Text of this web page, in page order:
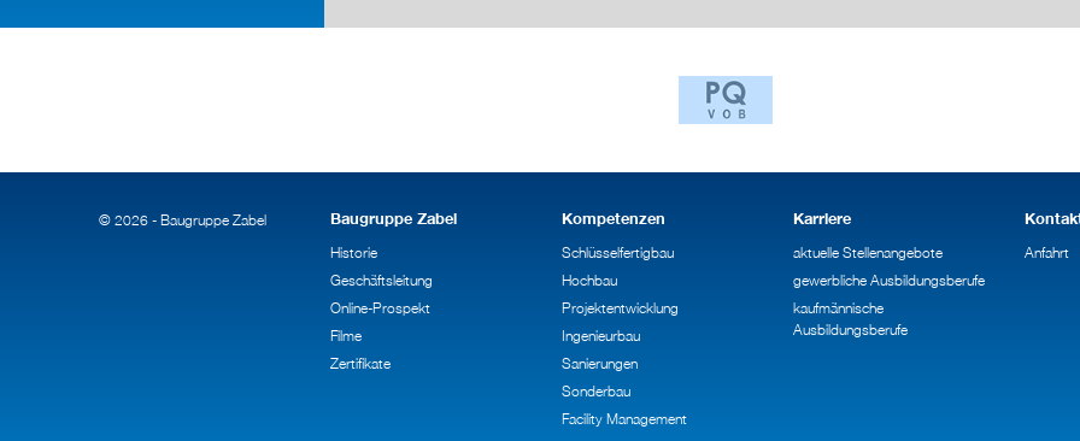
© 2026 - Baugruppe Zabel Baugruppe Zabel
Historie
Geschäftsleitung
Online-Prospekt
Filme
Zertifikate
Kompetenzen
Schlüsselfertigbau
Hochbau
Projektentwicklung
Ingenieurbau
Sanierungen
Sonderbau
Facility Management
Karriere
aktuelle Stellenangebote
gewerbliche Ausbildungsberufe
kaufmännische
Ausbildungsberufe
Anfahrt